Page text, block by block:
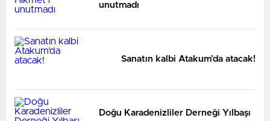
unutmadı
Sanatın kalbi Atakum’da atacak!
Doğu Karadenizliler Derneği Yılbaşı